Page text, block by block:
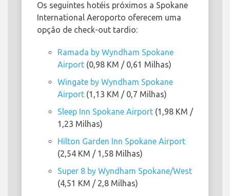
Os seguintes hotéis próximos a Spokane
International Aeroporto oferecem uma
opção de check-out tardio:
Ramada by Wyndham Spokane
Airport (0,98 KM / 0,61 Milhas)
Wingate by Wyndham Spokane
Airport (1,13 KM / 0,7 Milhas)
Sleep Inn Spokane Airport (1,98 KM /
1,23 Milhas)
Hilton Garden Inn Spokane Airport
(2,54 KM / 1,58 Milhas)
Super 8 by Wyndham Spokane/West
(4,51 KM / 2,8 Milhas)